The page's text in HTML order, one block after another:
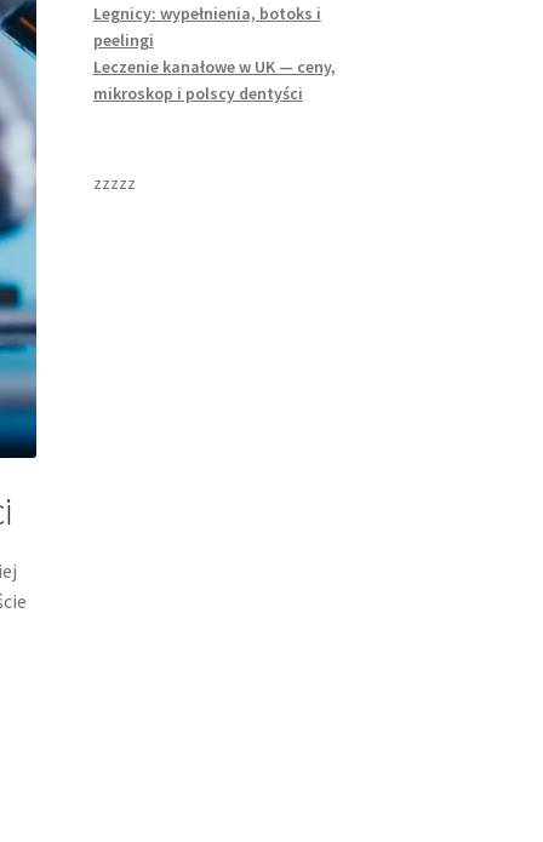
Legnicy: wypełnienia, botoks i
peelingi
Leczenie kanałowe w UK — ceny,
mikroskop i polscy dentyści
zzzzz